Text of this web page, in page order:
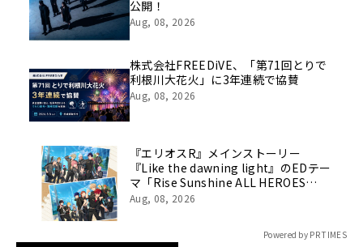
公開！
Aug, 08, 2026
株式会社FREEDiVE、「第71回とりで
利根川大花火」に3年連続で協賛
Aug, 08, 2026
『エリオスR』メインストーリー
『Like the dawning light』のEDテー
マ「Rise Sunshine ALL HEROES
Ver.」がフルサイズ配信決定！
Aug, 08, 2026
Powered by PR TIMES